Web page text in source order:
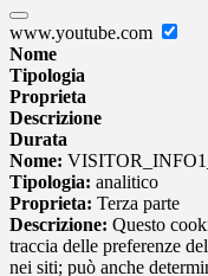
www.youtube.com
Nome
Tipologia
Proprieta
Descrizione
Durata
Nome:
Tipologia: analitico
Proprieta: Terza parte
Descrizione: Questo
traccia delle preferenze
nei siti; può anche